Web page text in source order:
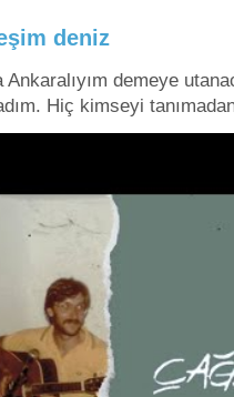
deniz
demeye
Hiç kimseyi